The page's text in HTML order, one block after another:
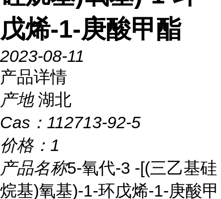
戊烯-1-庚酸甲酯
2023-08-11
产品详情
产地 湖北
Cas： 112713-92-5
价格： 1
产品名称5-氧代-3 -[(三乙基硅
烷基)氧基)-1-环戊烯-1-庚酸甲